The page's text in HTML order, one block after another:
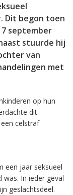
Dit begon toen
september
stuurde hij
van
met
op hun
dit
celstraf
een jaar seksueel
In ieder geval
geslachtsdeel.